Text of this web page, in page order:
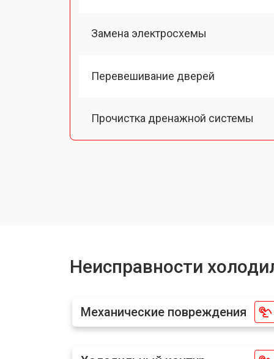
Замена электросхемы
Перевешивание дверей
Прочистка дренажной системы
Замена таймера холодильника
Неисправности
Механические повреждения